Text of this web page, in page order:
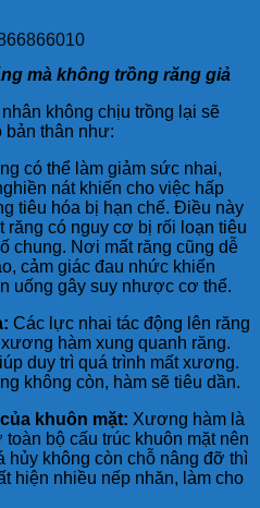
mà không trồng răng giả
không chịu trồng lại sẽ
bản thân như:
có thể làm giảm sức nhai,
nát khiến cho việc hấp
tiêu hóa bị hạn chế. Điều này
có nguy cơ bị rối loạn tiêu
chung. Nơi mất răng cũng dễ
cảm giác đau nhức khiến
uống gây suy nhược cơ thể.
Các lực nhai tác động lên răng
hàm xung quanh răng.
duy trì quá trình mất xương.
không còn, hàm sẽ tiêu dần.
khuôn mặt: Xương hàm là
bộ cấu trúc khuôn mặt nên
hủy không còn chỗ nâng đỡ thì
hiện nhiều nếp nhăn, làm cho